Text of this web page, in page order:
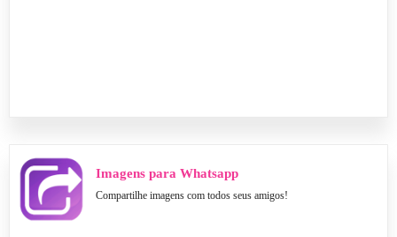
Imagens para Whatsapp
Compartilhe imagens com todos seus amigos!